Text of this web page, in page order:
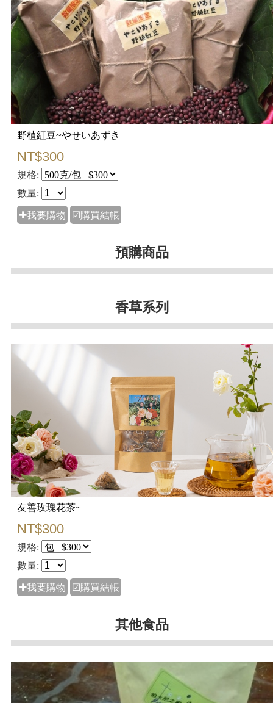
野植紅豆~やせいあずき
NT$300
規格:
數量:
✚我要購物 ☑購買結帳
預購商品
香草系列
友善玫瑰花茶~
NT$300
規格:
數量:
✚我要購物 ☑購買結帳
其他食品